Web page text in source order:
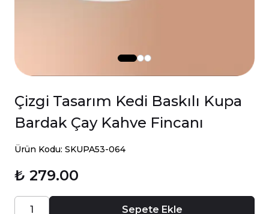
Çizgi Tasarım Kedi Baskılı Kupa
Bardak Çay Kahve Fincanı
Ürün Kodu: SKUPA53-064
₺ 279.00
Sepete Ekle